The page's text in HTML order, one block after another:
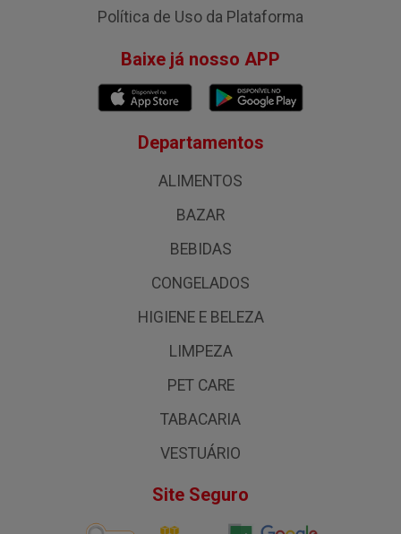
Política de Uso da Plataforma
Baixe já nosso APP
Departamentos
ALIMENTOS
BAZAR
BEBIDAS
CONGELADOS
HIGIENE E BELEZA
LIMPEZA
PET CARE
TABACARIA
VESTUÁRIO
Site Seguro